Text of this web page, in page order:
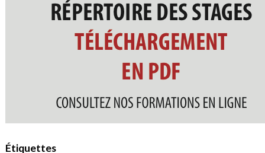
Étiquettes